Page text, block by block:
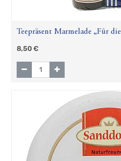
Teepräsent Marmelade „Für
8,50€